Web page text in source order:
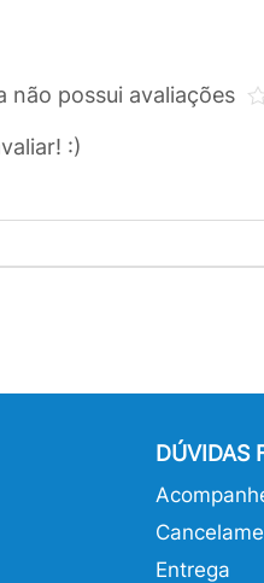
não possui avaliações
:)
DÚVIDAS
Entrega